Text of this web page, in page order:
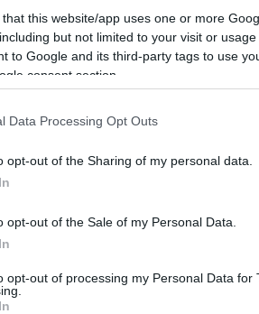
that this website/app uses one or more
but not limited to your visit or
to Google and its third-party tags to use
consent section.
Data Processing Opt Outs
opt-out of the Sharing of my personal data.
opt-out of the Sale of my Personal Data.
opt-out of processing my Personal Data for
generálhatják
Hirdetési Kampányok
lépés a hirdetési kampányok
kidolgozzák a
célközönséget, és elkészítik a
futása közben és azok
és elemzik az
finomhangolását és a
kezelése az
munkatársai rendszeresen
BLOGAJÁNLÓ
utánfutó (296x150x40cm) ponyva
GYÁRTÓ: MARTZ
visszaminősíthető 1100 KG-ig!
sebalutanfuto.blog.hu